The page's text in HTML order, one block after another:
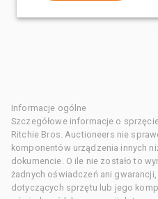
Informacje ogólne
Szczegółowe informacje o
Ritchie Bros. Auctioneers nie
komponentów urządzenia innych
dokumencie. O ile nie zostało to
żadnych oświadczeń ani
dotyczących sprzętu lub jego